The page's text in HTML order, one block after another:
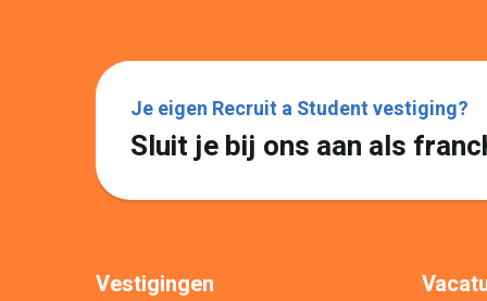
Je eigen Recruit a Student vestiging?
Sluit je bij ons aan als
Vestigingen